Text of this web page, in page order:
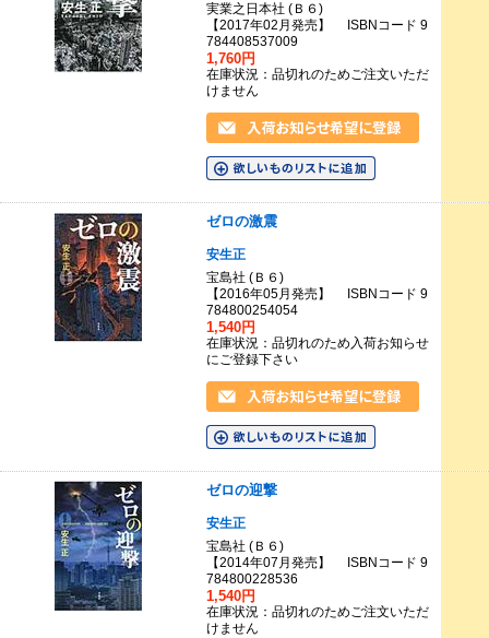
実業之日本社 (Ｂ６)
【2017年02月発売】 ISBNコード 9
784408537009
1,760円
在庫状況：品切れのためご注文いただ
けません
ゼロの激震
安生正
宝島社 (Ｂ６)
【2016年05月発売】 ISBNコード 9
784800254054
1,540円
在庫状況：品切れのため入荷お知らせ
にご登録下さい
ゼロの迎撃
安生正
宝島社 (Ｂ６)
【2014年07月発売】 ISBNコード 9
784800228536
1,540円
在庫状況：品切れのためご注文いただ
けません